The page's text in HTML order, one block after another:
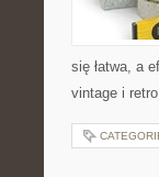
się łatwa, a
vintage i